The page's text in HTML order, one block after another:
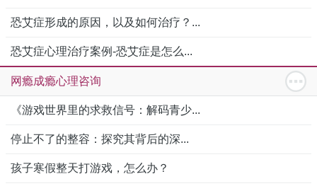
恐艾症形成的原因，以及如何治疗？...
恐艾症心理治疗案例-恐艾症是怎么...
网瘾成瘾心理咨询
《游戏世界里的求救信号：解码青少...
停止不了的整容：探究其背后的深...
孩子寒假整天打游戏，怎么办？